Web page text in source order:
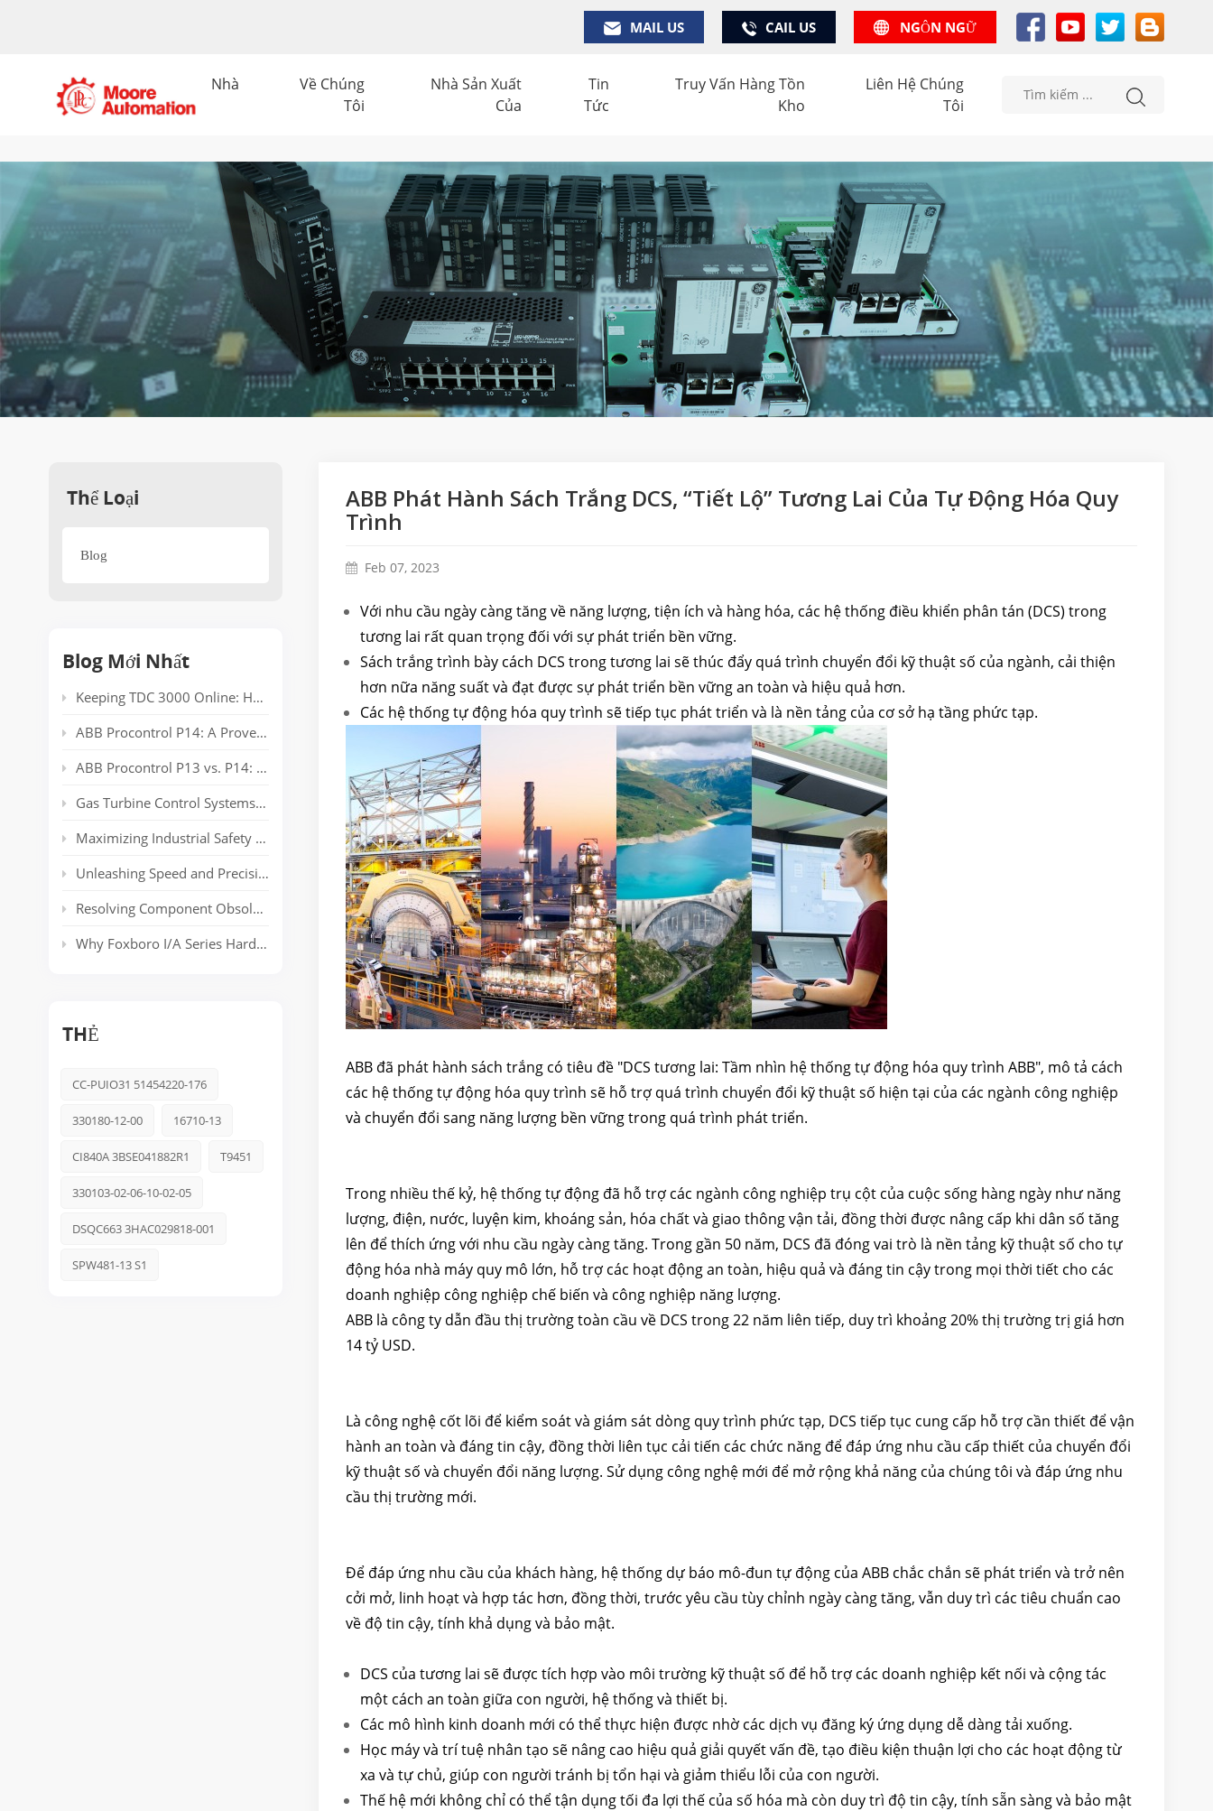
MAIL US CAIL US NGÔN NGỮ
Nhà
Về Chúng
Tôi
Nhà Sản Xuất
Của
Tin
Tức
Truy Vấn Hàng Tồn
Kho
Liên Hệ Chúng
Tôi
Thể Loại
Blog
Blog Mới Nhất
Keeping TDC 3000 Online: Honeywell EPLCG Gateway Compatibility, Specifications and Spare Parts
ABB Procontrol P14: A Proven Power Plant Automation System Supporting Reliable Generation for Decades
ABB Procontrol P13 vs. P14: Technical Comparison and Spare Parts Guide
Gas Turbine Control Systems: Common Automation Platforms and Spare Parts Used in Power Generation
Maximizing Industrial Safety and Connectivity with the HIMA HIMatrix Series
Unleashing Speed and Precision: The Power of ABB’s AC 800PEC Control System
Resolving Component Obsolescence in ICS Triplex Trusted® T8000 Series Safety Systems
Why Foxboro I/A Series Hardware Still Dominates Long-Life Process Plants
THẺ
CC-PUIO31 51454220-176
330180-12-00 16710-13
CI840A 3BSE041882R1 T9451
330103-02-06-10-02-05
DSQC663 3HAC029818-001
SPW481-13 S1
ABB Phát Hành Sách Trắng DCS, “tiết Lộ” Tương Lai Của Tự Động Hóa Quy
Trình
Feb 07, 2023
Với nhu cầu ngày càng tăng về năng lượng, tiện ích và hàng hóa, các hệ thống điều khiển phân tán (DCS) trong
tương lai rất quan trọng đối với sự phát triển bền vững.
Sách trắng trình bày cách DCS trong tương lai sẽ thúc đẩy quá trình chuyển đổi kỹ thuật số của ngành, cải thiện
hơn nữa năng suất và đạt được sự phát triển bền vững an toàn và hiệu quả hơn.
Các hệ thống tự động hóa quy trình sẽ tiếp tục phát triển và là nền tảng của cơ sở hạ tầng phức tạp.
ABB đã phát hành sách trắng có tiêu đề "DCS tương lai: Tầm nhìn hệ thống tự động hóa quy trình ABB", mô tả cách
các hệ thống tự động hóa quy trình sẽ hỗ trợ quá trình chuyển đổi kỹ thuật số hiện tại của các ngành công nghiệp
và chuyển đổi sang năng lượng bền vững trong quá trình phát triển.
Trong nhiều thế kỷ, hệ thống tự động đã hỗ trợ các ngành công nghiệp trụ cột của cuộc sống hàng ngày như năng
lượng, điện, nước, luyện kim, khoáng sản, hóa chất và giao thông vận tải, đồng thời được nâng cấp khi dân số tăng
lên để thích ứng với nhu cầu ngày càng tăng. Trong gần 50 năm, DCS đã đóng vai trò là nền tảng kỹ thuật số cho tự
động hóa nhà máy quy mô lớn, hỗ trợ các hoạt động an toàn, hiệu quả và đáng tin cậy trong mọi thời tiết cho các
doanh nghiệp công nghiệp chế biến và công nghiệp năng lượng.
ABB là công ty dẫn đầu thị trường toàn cầu về DCS trong 22 năm liên tiếp, duy trì khoảng 20% thị trường trị giá hơn
14 tỷ USD.
Là công nghệ cốt lõi để kiểm soát và giám sát dòng quy trình phức tạp, DCS tiếp tục cung cấp hỗ trợ cần thiết để vận
hành an toàn và đáng tin cậy, đồng thời liên tục cải tiến các chức năng để đáp ứng nhu cầu cấp thiết của chuyển đổi
kỹ thuật số và chuyển đổi năng lượng. Sử dụng công nghệ mới để mở rộng khả năng của chúng tôi và đáp ứng nhu
cầu thị trường mới.
Để đáp ứng nhu cầu của khách hàng, hệ thống dự báo mô-đun tự động của ABB chắc chắn sẽ phát triển và trở nên
cởi mở, linh hoạt và hợp tác hơn, đồng thời, trước yêu cầu tùy chỉnh ngày càng tăng, vẫn duy trì các tiêu chuẩn cao
về độ tin cậy, tính khả dụng và bảo mật.
DCS của tương lai sẽ được tích hợp vào môi trường kỹ thuật số để hỗ trợ các doanh nghiệp kết nối và cộng tác
một cách an toàn giữa con người, hệ thống và thiết bị.
Các mô hình kinh doanh mới có thể thực hiện được nhờ các dịch vụ đăng ký ứng dụng dễ dàng tải xuống.
Học máy và trí tuệ nhân tạo sẽ nâng cao hiệu quả giải quyết vấn đề, tạo điều kiện thuận lợi cho các hoạt động từ
xa và tự chủ, giúp con người tránh bị tổn hại và giảm thiểu lỗi của con người.
Thế hệ mới không chỉ có thể tận dụng tối đa lợi thế của số hóa mà còn duy trì độ tin cậy, tính sẵn sàng và bảo mật